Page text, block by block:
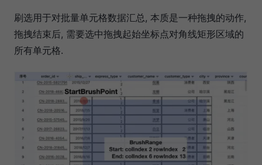
刷选用于对批量单元格数据汇总, 本质是一种拖拽的动作,
拖拽结束后, 需要选中拖拽起始坐标点对角线矩形区域的
所有单元格.